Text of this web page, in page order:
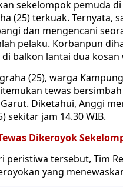
sekelompok pemuda
(25) terkuak. Ternyata,
dan mengencani
pelaku. Korbanpun
balkon lantai dua
(25), warga
tewas
Diketahui, Anggi
sekitar jam 14.30 WIB.
Dikeroyok
peristiwa tersebut, Tim
yang